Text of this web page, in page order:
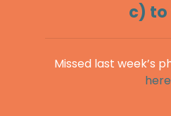
c) to
Missed last week’s
here